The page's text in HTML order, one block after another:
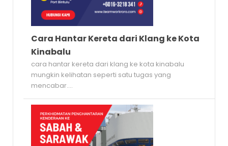
Cara Hantar Kereta dari Klang ke Kota
Kinabalu
cara hantar kereta dari klang ke kota kinabalu
mungkin kelihatan seperti satu tugas yang
mencabar....